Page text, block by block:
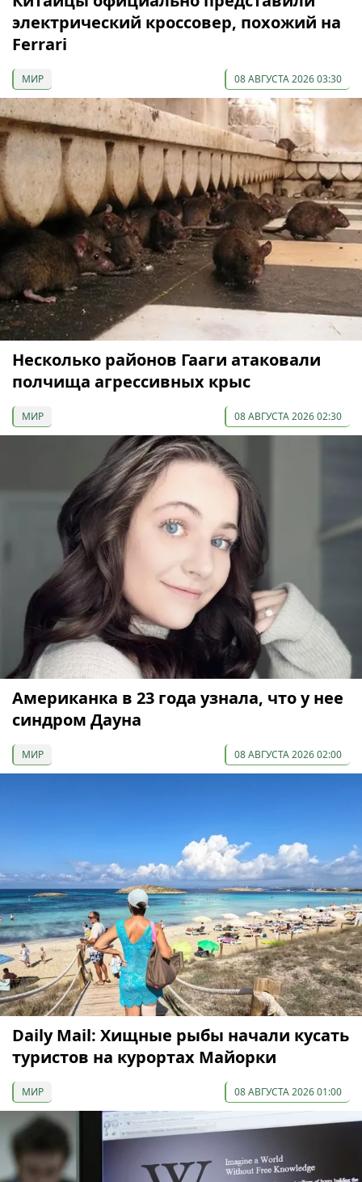
электрический кроссовер, похожий на
Ferrari
МИР 08 АВГУСТА 2026 03:30
Несколько районов Гааги атаковали
полчища агрессивных крыс
МИР 08 АВГУСТА 2026 02:30
Американка в 23 года узнала, что у нее
синдром Дауна
МИР 08 АВГУСТА 2026 02:00
Daily Mail: Хищные рыбы начали кусать
туристов на курортах Майорки
МИР 08 АВГУСТА 2026 01:00